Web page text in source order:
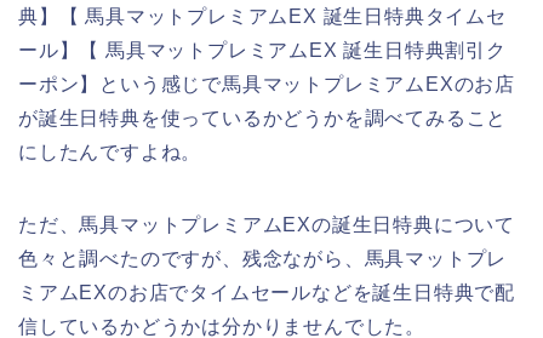
典】【 馬具マットプレミアムEX 誕生日特典タイムセ
ール】【 馬具マットプレミアムEX 誕生日特典割引ク
ーポン】という感じで馬具マットプレミアムEXのお店
が誕生日特典を使っているかどうかを調べてみること
にしたんですよね。
ただ、馬具マットプレミアムEXの誕生日特典について
色々と調べたのですが、残念ながら、馬具マットプレ
ミアムEXのお店でタイムセールなどを誕生日特典で配
信しているかどうかは分かりませんでした。